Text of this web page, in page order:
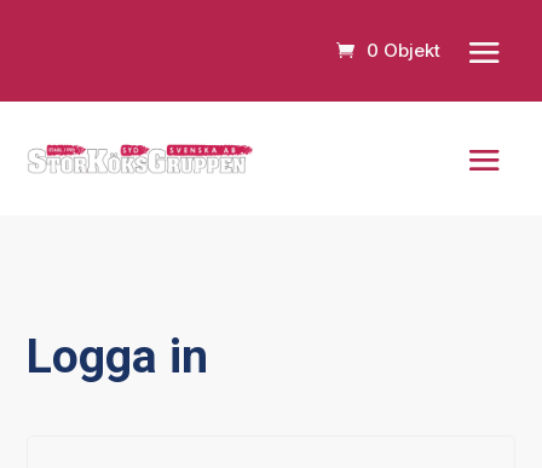
0 Objekt
Logga in